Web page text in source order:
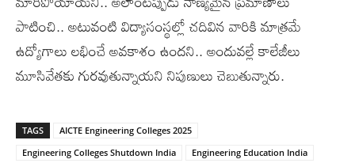
పాటించి.. అటువంటి విద్యాసంస్థల్లో చదివిన వారికి మాత్రమే
ఉద్యోగాలు లభించే అవకాశం ఉందని.. అందువల్లే కాలేజీలు
మూసివేతకు గురవుతున్నాయని నిపుణులు చెబుతున్నారు.
TAGS
AICTE Engineering Colleges 2025
Engineering Colleges Shutdown India
Engineering Education India